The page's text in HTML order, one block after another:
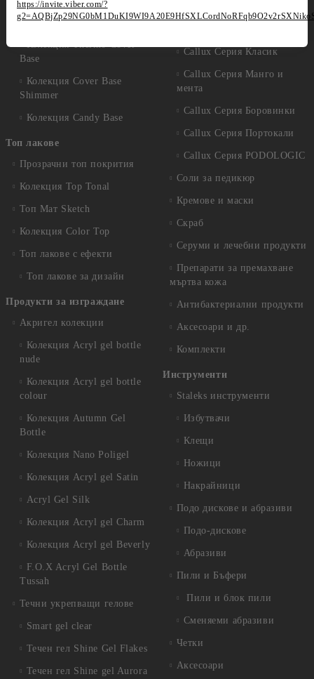
Колекция Cover Base Tonal
Колекция Thermo Cover
Base
Колекция Cover Base
Shimmer
Колекция Candy Base
Топ лакове
Прозрачни топ покрития
Колекция Top Tonal
Топ Мат Sketch
Колекция Color Top
Топ лакове с ефекти
Топ лакове за дизайн
Продукти за изграждане
Акригел колекции
Колекция Acryl gel bottle
nude
Колекция Acryl gel bottle
colour
Колекция Autumn Gel
Bottle
Колекция Nano Poligel
Колекция Acryl gel Satin
Acryl Gel Silk
Колекция Acryl gel Charm
Колекция Acryl gel Beverly
F.O.X Acryl Gel Bottle
Tussah
Течни укрепващи гелове
Smart gel clear
Течен гел Shine Gel Flakes
Течен гел Shine gel Aurora
Callux Серия Класик
Callux Серия Манго и
мента
Callux Серия Боровинки
Callux Серия Портокали
Callux Серия PODOLOGIC
Соли за педикюр
Кремове и маски
Скраб
Серуми и лечебни продукти
Препарати за премахване
мъртва кожа
Антибактериални продукти
Аксесоари и др.
Комплекти
Инструменти
Staleks инструменти
Избутвачи
Клещи
Ножици
Накрайници
Подо дискове и абразиви
Подо-дискове
Абразиви
Пили и Бъфери
Пили и блок пили
Сменяеми абразиви
Четки
Аксесоари
https://invite.viber.com/?